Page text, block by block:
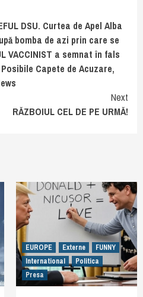
DSU. Curtea de Apel Alba
bomba de azi prin care se
VACCINIST a semnat în fals
Capete de Acuzare,
Next
RĂZBOIUL CEL DE PE URMĂ!
EUROPE Externe
FUNNY
International
Politica
Presa